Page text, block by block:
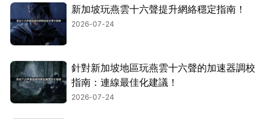
新加坡玩燕雲十六聲提升網絡穩定指南！
2026-07-24
針對新加坡地區玩燕雲十六聲的加速器調校
指南：連線最佳化建議！
2026-07-24